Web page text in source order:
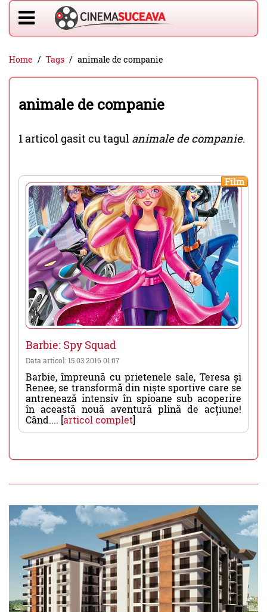
Home Tags animale de companie
animale de companie
1 articol gasit cu tagul animale de companie.
Film
Barbie: Spy Squad
Data articol: 15.03.2016 01:07
Barbie, împreună cu prietenele sale, Teresa și
Renee, se transformă din niște sportive care se
antrenează intensiv în spioane sub acoperire
în această nouă aventură plină de acțiune!
Când.... [articol complet]